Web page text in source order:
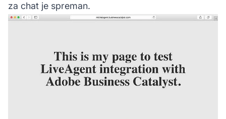
za chat je spreman.